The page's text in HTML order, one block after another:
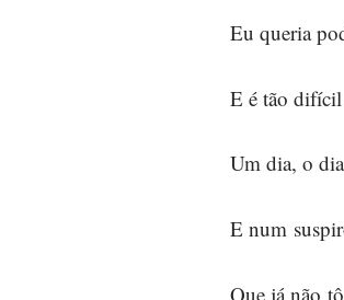
Eu queria
E é tão difícil
Um dia, o
E num
Que já não